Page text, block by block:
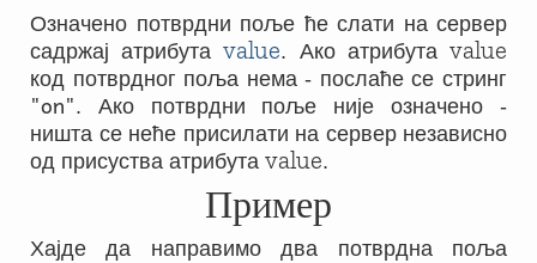
Означено потврдни поље ће слати на сервер
садржај атрибутаvalue. Ако атрибутаvalue
код потврдног поља нема - послаће се стринг
"on". Ако потврдни поље није означено -
ништа се неће присилати на сервер независно
од присуства атрибута value.
Пример
Хајде да направимо два потврдна поља